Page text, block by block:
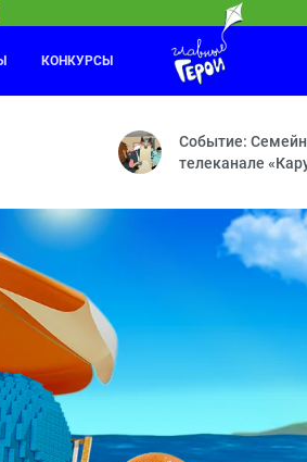
Биби — Полёты во сне и наяву —
— Робот — Сонные каникулы —
Спокойной
Передача
КОНКУРСЫ
Событие:
телеканале